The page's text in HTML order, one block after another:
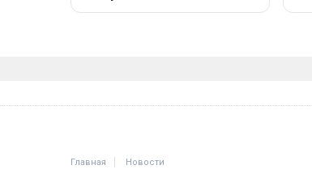
Главная Новости